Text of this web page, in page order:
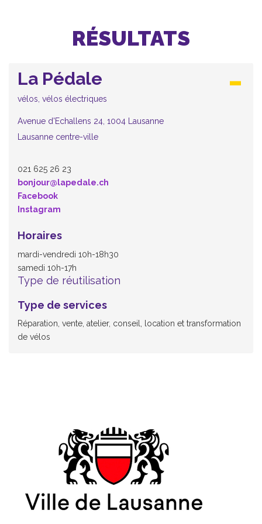
RÉSULTATS
La Pédale
vélos, vélos électriques
Avenue d'Echallens 24, 1004 Lausanne
Lausanne centre-ville
021 625 26 23
bonjour@lapedale.ch
Facebook
Instagram
Horaires
mardi-vendredi 10h-18h30
samedi 10h-17h
Type de réutilisation
Type de services
Réparation, vente, atelier, conseil, location et transformation
de vélos